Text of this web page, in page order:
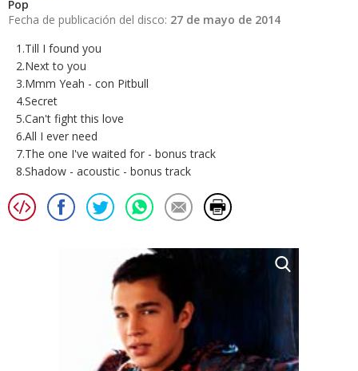
Pop
Fecha de publicación del disco: 27 de mayo de 2014
1.Till I found you
2.Next to you
3.Mmm Yeah - con Pitbull
4.Secret
5.Can't fight this love
6.All I ever need
7.The one I've waited for - bonus track
8.Shadow - acoustic - bonus track